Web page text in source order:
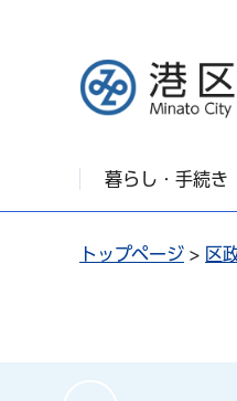
港区
暮らし・手続き
トップページ > 区